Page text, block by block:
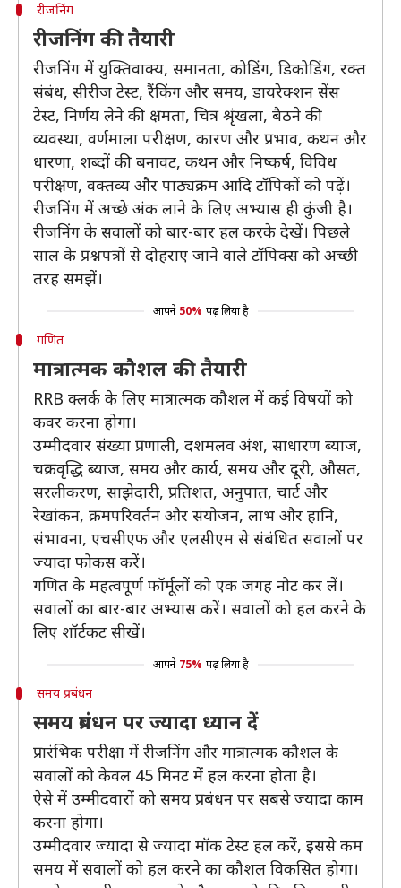
रीजनिंग
रीजनिंग की तैयारी
रीजनिंग में युक्तिवाक्य, समानता, कोडिंग, डिकोडिंग, रक्त
संबंध, सीरीज टेस्ट, रैंकिंग और समय, डायरेक्शन सेंस
टेस्ट, निर्णय लेने की क्षमता, चित्र श्रृंखला, बैठने की
व्यवस्था, वर्णमाला परीक्षण, कारण और प्रभाव, कथन और
धारणा, शब्दों की बनावट, कथन और निष्कर्ष, विविध
परीक्षण, वक्तव्य और पाठ्यक्रम आदि टॉपिकों को पढ़ें।
रीजनिंग में अच्छे अंक लाने के लिए अभ्यास ही कुंजी है।
रीजनिंग के सवालों को बार-बार हल करके देखें। पिछले
साल के प्रश्नपत्रों से दोहराए जाने वाले टॉपिक्स को अच्छी
तरह समझें।
आपने 50% पढ़ लिया है
गणित
मात्रात्मक कौशल की तैयारी
RRB क्लर्क के लिए मात्रात्मक कौशल में कई विषयों को
कवर करना होगा।
उम्मीदवार संख्या प्रणाली, दशमलव अंश, साधारण ब्याज,
चक्रवृद्धि ब्याज, समय और कार्य, समय और दूरी, औसत,
सरलीकरण, साझेदारी, प्रतिशत, अनुपात, चार्ट और
रेखांकन, क्रमपरिवर्तन और संयोजन, लाभ और हानि,
संभावना, एचसीएफ और एलसीएम से संबंधित सवालों पर
ज्यादा फोकस करें।
गणित के महत्वपूर्ण फॉर्मूलों को एक जगह नोट कर लें।
सवालों का बार-बार अभ्यास करें। सवालों को हल करने के
लिए शॉर्टकट सीखें।
आपने 75% पढ़ लिया है
समय प्रबंधन
समय प्रबंधन पर ज्यादा ध्यान दें
प्रारंभिक परीक्षा में रीजनिंग और मात्रात्मक कौशल के
सवालों को केवल 45 मिनट में हल करना होता है।
ऐसे में उम्मीदवारों को समय प्रबंधन पर सबसे ज्यादा काम
करना होगा।
उम्मीदवार ज्यादा से ज्यादा मॉक टेस्ट हल करें, इससे कम
समय में सवालों को हल करने का कौशल विकसित होगा।